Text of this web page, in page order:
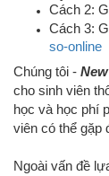
Cách 2:
Cách 3:
so-online
Chúng tôi -
cho sinh viên
học và học phí
viên có thể gặp
Ngoài vấn đề